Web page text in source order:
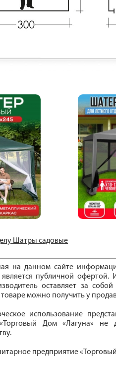
Шатры садовые
на данном сайте
публичной офертой.
оставляет за
можно получить у
использование
Дом «Лагуна» не
предприятие